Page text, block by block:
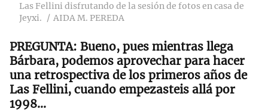
Las Fellini disfrutando de la sesión de fotos en casa de
Jeyxi.
AIDA M. PEREDA
Bueno, pues mientras llega
Bárbara, podemos aprovechar para hacer
una retrospectiva de los primeros años de
Las Fellini, cuando empezasteis allá por
1998…